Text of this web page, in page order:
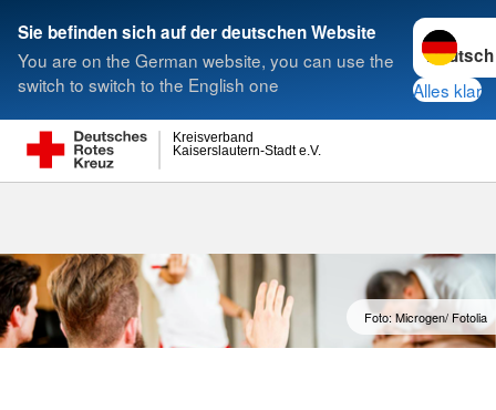
Sie befinden sich auf der deutschen Website
You are on the German website, you can use the
switch to switch to the English one
Sprache
Alles klar
Kaiserslautern-Stadt e.V.
Kreisverband
Suche
Foto: Microgen/ Fotolia